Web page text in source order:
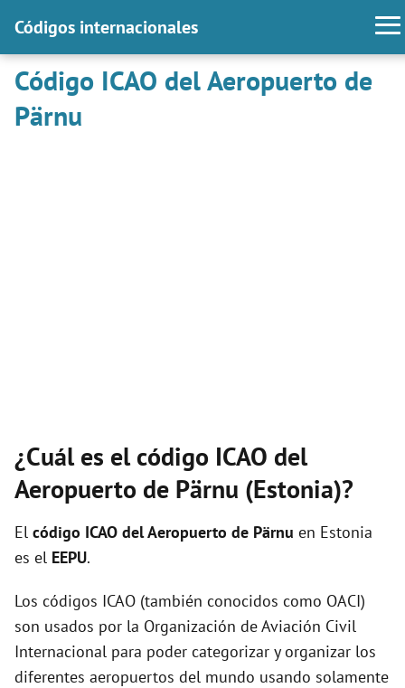
Códigos internacionales
Código ICAO del Aeropuerto de
Pärnu
¿Cuál es el código ICAO del
Aeropuerto de Pärnu (Estonia)?
El código ICAO delAeropuerto de Pärnu en Estonia
es el EEPU.
Los códigos ICAO (también conocidos como OACI)
son usados por la Organización de Aviación Civil
Internacional para poder categorizar y organizar los
diferentes aeropuertos del mundo usando solamente